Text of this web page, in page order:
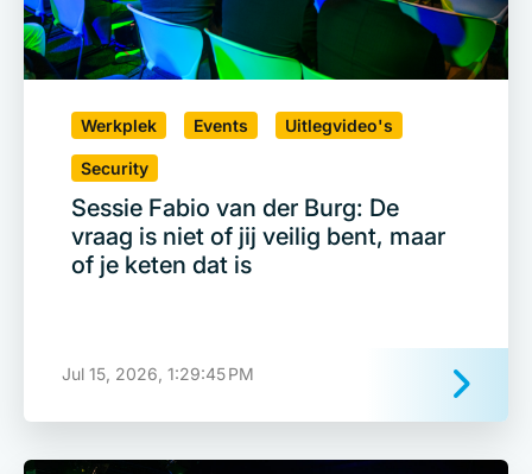
Werkplek Events Uitlegvideo's
Security
Sessie Fabio van der Burg: De
vraag is niet of jij veilig bent, maar
of je keten dat is
Jul 15, 2026, 1:29:45 PM